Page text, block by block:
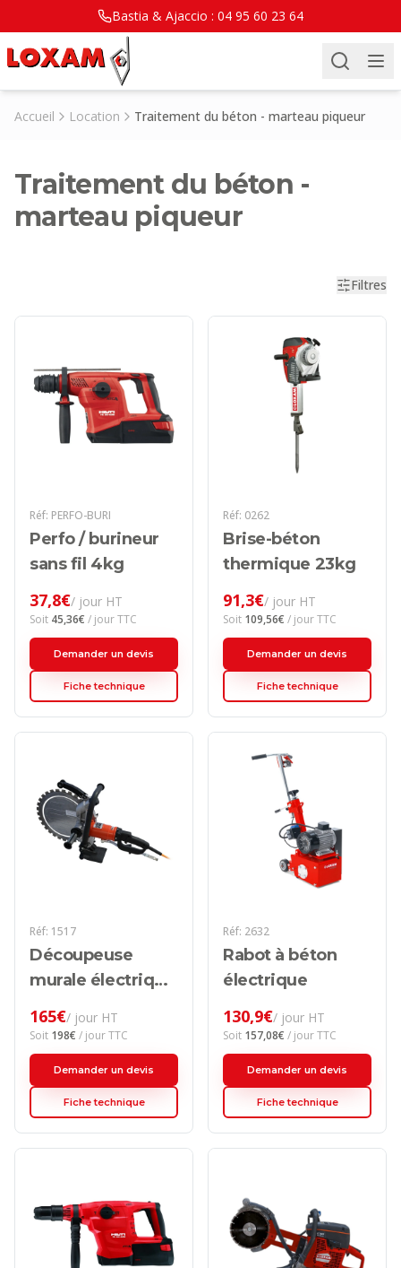
Bastia & Ajaccio : 04 95 60 23 64
Accueil Location Traitement du béton - marteau piqueur
Traitement du béton -
marteau piqueur
Filtres
Réf: PERFO-BURI
Perfo / burineur
sans fil 4kg
37,8€/ jour HT
Soit 45,36€ / jour TTC
Demander un devis
Fiche technique
Réf: 0262
Brise-béton
thermique 23kg
91,3€/ jour HT
Soit 109,56€ / jour TTC
Demander un devis
Fiche technique
Réf: 1517
Découpeuse
murale électrique
165€/ jour HT
Soit 198€ / jour TTC
Demander un devis
Fiche technique
Réf: 2632
Rabot à béton
électrique
130,9€/ jour HT
Soit 157,08€ / jour TTC
Demander un devis
Fiche technique